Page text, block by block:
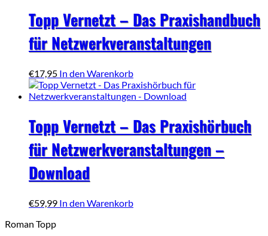
Topp Vernetzt – Das Praxishandbuch
für Netzwerkveranstaltungen
€17,95 In den Warenkorb
Topp Vernetzt – Das Praxishörbuch
für Netzwerkveranstaltungen –
Download
€59,99 In den Warenkorb
Roman Topp